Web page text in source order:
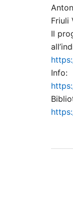
Friuli
Il
Info: